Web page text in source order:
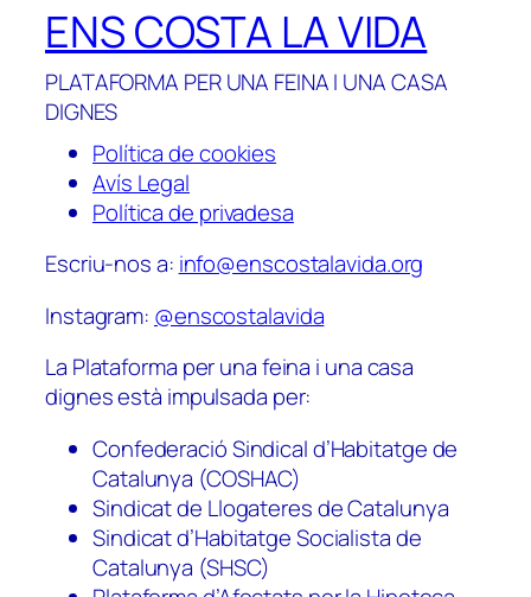
ENS COSTA LA VIDA
PLATAFORMA PER UNA FEINA I UNA CASA
DIGNES
Política de cookies
Avís Legal
Política de privadesa
Escriu-nos a: info@enscostalavida.org
Instagram: @enscostalavida
La Plataforma per una feina i una casa
dignes està impulsada per:
Confederació Sindical d’Habitatge de
Catalunya (COSHAC)
Sindicat de Llogateres de Catalunya
Sindicat d’Habitatge Socialista de
Catalunya (SHSC)